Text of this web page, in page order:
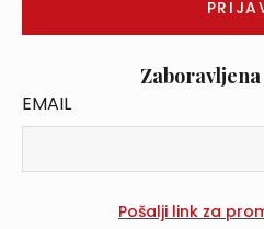
EMAIL